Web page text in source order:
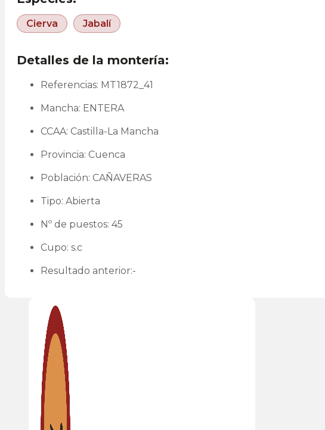
Cierva Jabalí
Detalles de la montería:
Referencias: MT1872_41
Mancha: ENTERA
CCAA: Castilla-La Mancha
Provincia: Cuenca
Población: CAÑAVERAS
Tipo: Abierta
Nº de puestos: 45
Cupo: s.c
Resultado anterior:-